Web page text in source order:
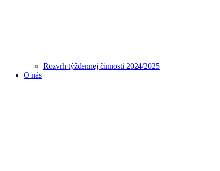
Rozvrh týždennej činnosti 2024/2025
O nás